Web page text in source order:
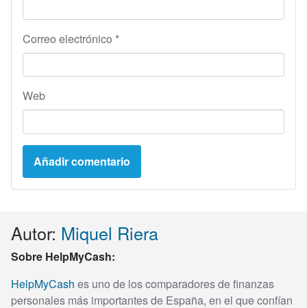
Correo electrónico *
Web
Autor: Miquel Riera
Sobre HelpMyCash:
HelpMyCash es uno de los comparadores de finanzas
personales más importantes de España, en el que confían